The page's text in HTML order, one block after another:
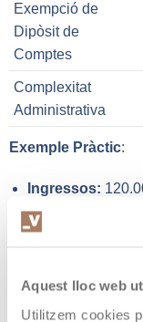
Aquest lloc web
Utilitzem cookies
Exempció de
Dipòsit de
Comptes
Complexitat
Administrativa
Exemple Pràctic:
Ingressos:
Despeses reals:
Base imposable:
Impost: 72.000 €